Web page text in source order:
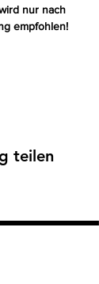
nur nach
empfohlen!
teilen